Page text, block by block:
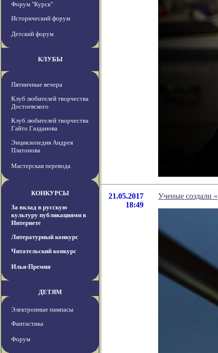
Форум "Курск"
Исторический форум
Детский форум
КЛУБЫ
Пятничные вечера
Клуб любителей творчества
Достоевского
Клуб любителей творчества
Гайто Газданова
Энциклопедия Андрея
Платонова
Мастерская перевода
КОНКУРСЫ
За вклад в русскую
культуру публикациями в
Интернете
Литературный конкурс
Читательский конкурс
Илья-Премия
ДЕТЯМ
Электронные пампасы
Фантастика
Форум
21.05.2017
18:49
Ученые создали